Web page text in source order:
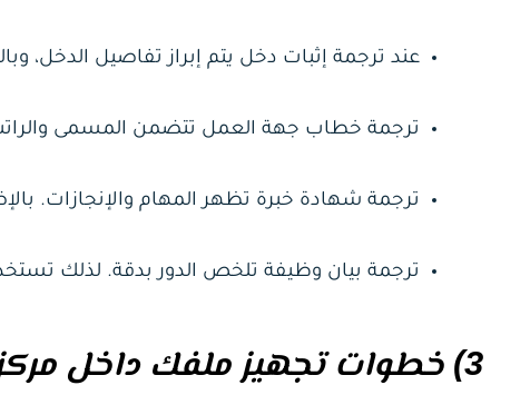
عند ترجمة إثبات دخل يتم إبراز تفاصيل الدخل،
ترجمة خطاب جهة العمل تتضمن المسمى والراتب
ترجمة شهادة خبرة تظهر المهام والإنجازات.
ترجمة بيان وظيفة تلخص الدور بدقة. لذلك
3) خطوات تجهيز ملفك داخل مركز ترجمة معتمد